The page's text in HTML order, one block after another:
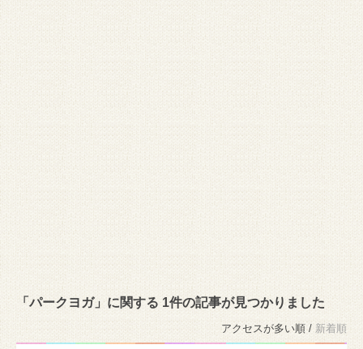
「パークヨガ」に関する 1件の記事が見つかりました
アクセスが多い順 / 新着順